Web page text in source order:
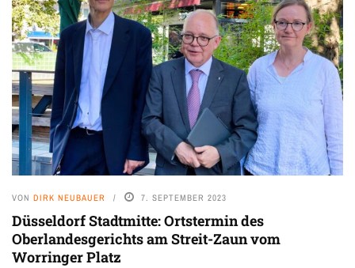
VON DIRK NEUBAUER 7. SEPTEMBER 2023
Düsseldorf Stadtmitte: Ortstermin des
Oberlandesgerichts am Streit-Zaun vom
Worringer Platz